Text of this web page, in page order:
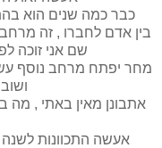
כבר כמה שנים הוא
בין אדם לחברו , זה
שם אני זוכה
מחר יפתח מרחב נוסף
אתבונן מאין באתי , מה
אעשה התכוונות לשנה